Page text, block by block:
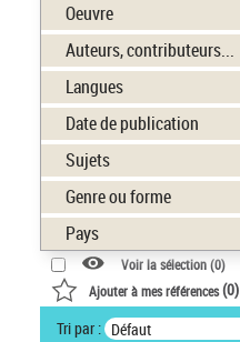
Oeuvre
Auteurs, contributeurs...
Langues
Date de publication
Sujets
Genre ou forme
Pays
Voir la sélection (0)
Ajouter à mes références(0)
Tri par : Défaut